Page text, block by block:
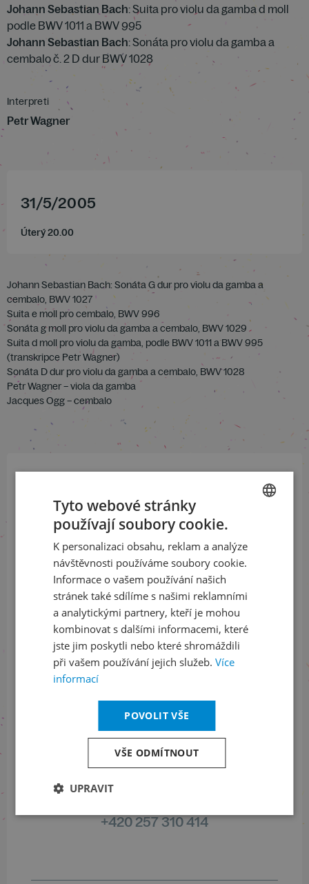
Johann Sebastian Bach: Suita pro violu da gamba d moll
podle BWV 1011 a BWV 995
Johann Sebastian Bach: Sonáta pro violu da gamba a
cembalo č. 2 D dur BWV 1028
Interpreti
Petr Wagner
31/5/2005
Úterý 20.00
Johann Sebastian Bach: Sonáta G dur pro violu da gamba a
cembalo, BWV 1027
Suita e moll pro cembalo, BWV 996
Sonáta g moll pro violu da gamba a cembalo, BWV 1029
Suita d moll pro violu da gamba, podle BWV 1011 a BWV 995
(transkripce Petr Wagner)
Sonáta D dur pro violu da gamba a cembalo, BWV 1028
Petr Wagner – viola da gamba
Jacques Ogg – cembalo
a buďte jako první v obraze
ODEBÍRAT NEWSLETTER
Sledujte nás na sociálních sítích
LinkedInflickr
Informace o stavu objednávek
+420 461 049 232
Informace o programu
+420 257 310 414
ENGLISH
Tyto webové stránky
používají soubory cookie.
K personalizaci obsahu, reklam a analýze
návštěvnosti používáme soubory cookie.
Informace o vašem používání našich
stránek také sdílíme s našimi reklamními
a analytickými partnery, kteří je mohou
kombinovat s dalšími informacemi, které
jste jim poskytli nebo které shromáždili
při vašem používání jejich služeb. Více
informací
POVOLIT VŠE
VŠE ODMÍTNOUT
UPRAVIT